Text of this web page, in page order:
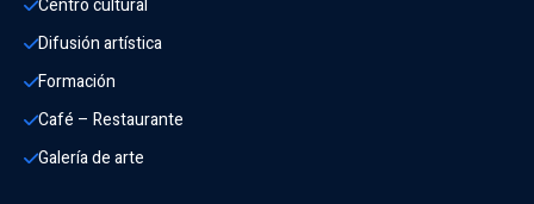
Centro cultural
Difusión artística
Formación
Café – Restaurante
Galería de arte